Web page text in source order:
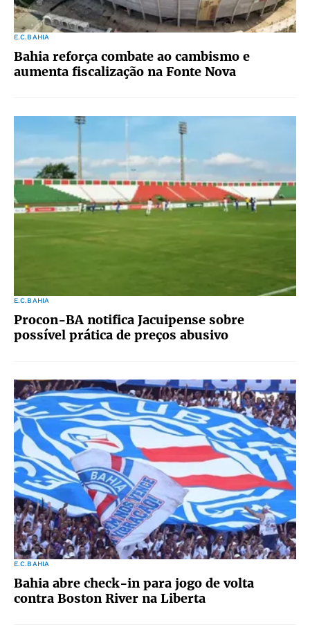
E.C.BAHIA
Bahia reforça combate ao cambismo e
aumenta fiscalização na Fonte Nova
E.C.BAHIA
Procon-BA notifica Jacuipense sobre
possível prática de preços abusivo
E.C.BAHIA
Bahia abre check-in para jogo de volta
contra Boston River na Liberta